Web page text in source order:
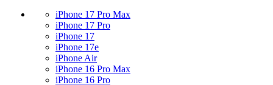
iPhone 17 Pro Max
iPhone 17 Pro
iPhone 17
iPhone 17e
iPhone Air
iPhone 16 Pro Max
iPhone 16 Pro